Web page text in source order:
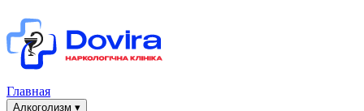
Главная
Алкоголизм ▾